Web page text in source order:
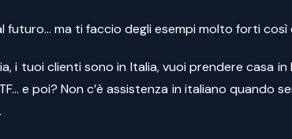
ma ti faccio degli esempi molto forti così
tuoi clienti sono in Italia, vuoi prendere casa in
e poi? Non c’è assistenza in italiano quando